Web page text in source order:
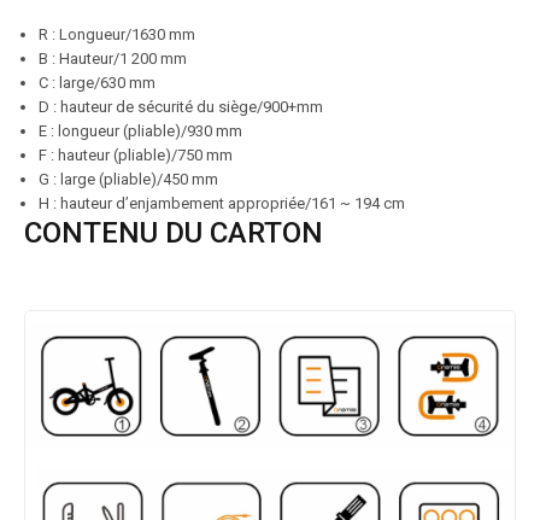
R : Longueur/1630 mm
B : Hauteur/1 200 mm
C : large/630 mm
D : hauteur de sécurité du siège/900+mm
E : longueur (pliable)/930 mm
F : hauteur (pliable)/750 mm
G : large (pliable)/450 mm
H : hauteur d’enjambement appropriée/161 ~ 194 cm
CONTENU DU CARTON